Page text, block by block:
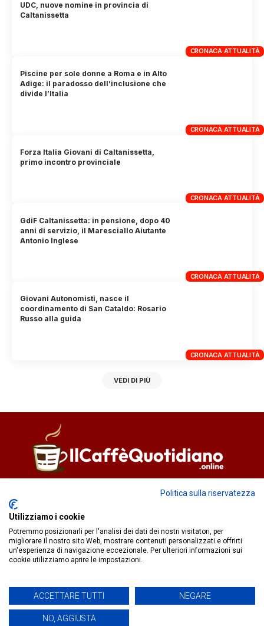
CRONACA ATTUALITÀ
UDC, nuove nomine in provincia di
Caltanissetta
CRONACA ATTUALITÀ
Piscine per sole donne a Roma e in Alto
Adige: il paradosso dell’inclusione che
divide l’Italia
CRONACA ATTUALITÀ
Forza Italia Giovani di Caltanissetta,
primo incontro provinciale
CRONACA ATTUALITÀ
GdiF Caltanissetta: in pensione, dopo 40
anni di servizio, il Maresciallo Aiutante
Antonio Inglese
CRONACA ATTUALITÀ
Giovani Autonomisti, nasce il
coordinamento di San Cataldo: Rosario
Russo alla guida
VEDI DI PIÙ
Fiorella Falci
redazione@ilcaffequotidiano.online
C.F. 92076900858
Chi siamo
Privacy & Cookie Policy
IlCaffèQuotidiano.online è una testata giornalistica registrata
presso il Tribunale di Caltanissetta n.02/2024 del 17/07/2024 |
Realizzato da
Politica sulla riservatezza
Utilizziamo i cookie
Potremmo posizionarli per l'analisi dei dati dei nostri visitatori, per
migliorare il nostro sito Web, mostrare contenuti personalizzati e offrirti
un'esperienza di navigazione eccezionale. Per ulteriori informazioni sui
cookie utilizziamo aprire le impostazioni.
ACCETTARE TUTTI NEGARE
NO, AGGIUSTA